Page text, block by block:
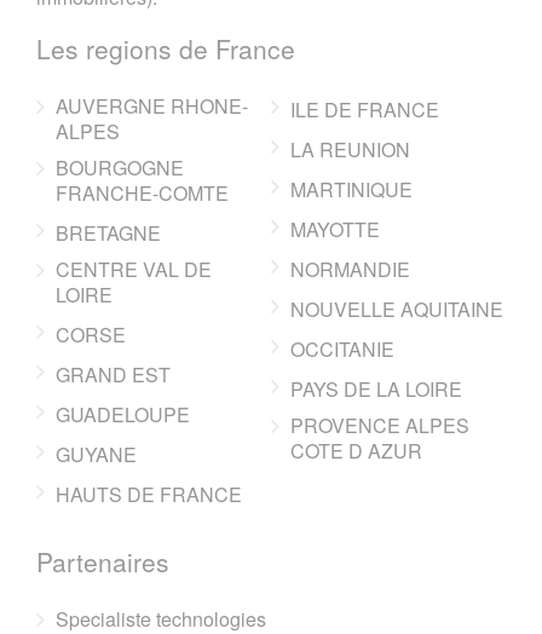
Les regions de France
AUVERGNE RHONE-
ALPES
BOURGOGNE
FRANCHE-COMTE
BRETAGNE
CENTRE VAL DE
LOIRE
CORSE
GRAND EST
GUADELOUPE
GUYANE
HAUTS DE FRANCE
ILE DE FRANCE
LA REUNION
MARTINIQUE
MAYOTTE
NORMANDIE
NOUVELLE AQUITAINE
OCCITANIE
PAYS DE LA LOIRE
PROVENCE ALPES
COTE D AZUR
Partenaires
Specialiste technologies